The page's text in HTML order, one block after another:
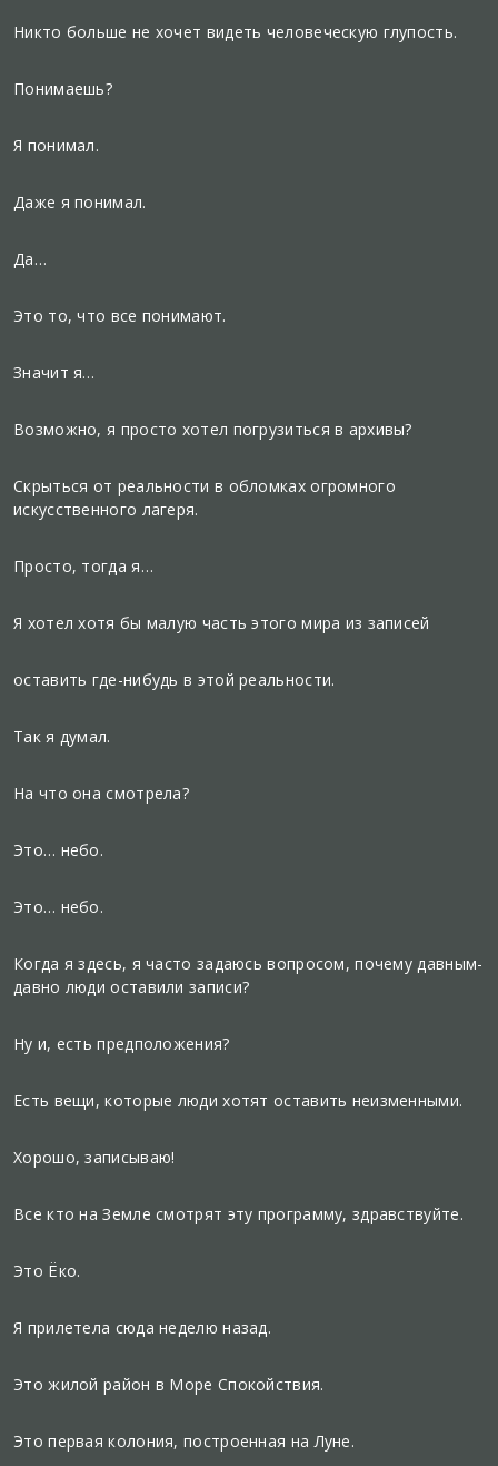
Никто больше не хочет видеть человеческую глупость.
Понимаешь?
Я понимал.
Даже я понимал.
Да…
Это то, что все понимают.
Значит я…
Возможно, я просто хотел погрузиться в архивы?
Скрыться от реальности в обломках огромного
искусственного лагеря.
Просто, тогда я…
Я хотел хотя бы малую часть этого мира из записей
оставить где-нибудь в этой реальности.
Так я думал.
На что она смотрела?
Это… небо.
Это… небо.
Когда я здесь, я часто задаюсь вопросом, почему давным-
давно люди оставили записи?
Ну и, есть предположения?
Есть вещи, которые люди хотят оставить неизменными.
Хорошо, записываю!
Все кто на Земле смотрят эту программу, здравствуйте.
Это Ёко.
Я прилетела сюда неделю назад.
Это жилой район в Море Спокойствия.
Это первая колония, построенная на Луне.